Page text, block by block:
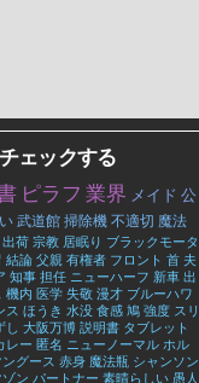
ェックする
ピラフ 業界 メイド 公
武道館 掃除機 不適切 魔法
出荷 宗教 居眠り ブラックモータ
結論 父親 有権者 フロント 首 夫
知事 担任 ニューハーフ 新車 出
機内 医学 失敬 漫才 ブルーハワ
ス ほうき 水没 食感 鳩 強度 スリ
し 大阪万博 説明書 タブレット
レー 匿名 ニューノーマル ホル
ングース 赤身 魔法瓶 シャンソン
ゾン パートナー 素晴らしい 愚人